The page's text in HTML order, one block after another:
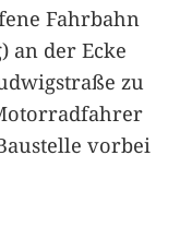
Fahrbahn
an der Ecke
zu
vorbei